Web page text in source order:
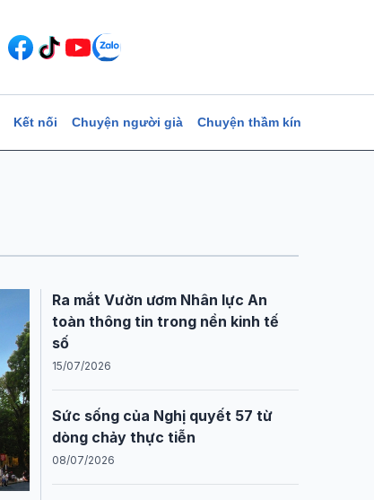
Kết nối Chuyện người già Chuyện thầm kín
Ra mắt Vườn ươm Nhân lực An
toàn thông tin trong nền kinh tế
số
15/07/2026
Sức sống của Nghị quyết 57 từ
dòng chảy thực tiễn
08/07/2026